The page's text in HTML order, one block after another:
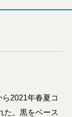
ら2021年春夏コ
た。黒をベース